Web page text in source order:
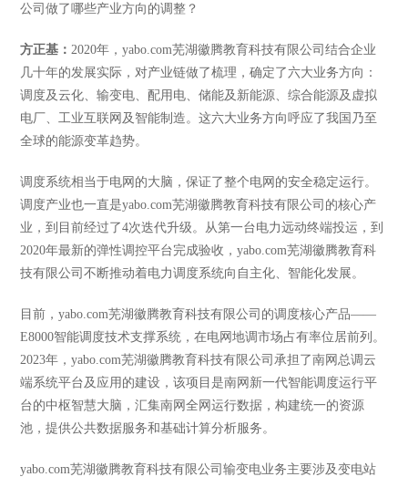
公司做了哪些产业方向的调整？
方正基： 2020年，yabo.com芜湖徽腾教育科技有限公司结合企业
几十年的发展实际，对产业链做了梳理，确定了六大业务方向：
调度及云化、输变电、配用电、储能及新能源、综合能源及虚拟
电厂、工业互联网及智能制造。这六大业务方向呼应了我国乃至
全球的能源变革趋势。
调度系统相当于电网的大脑，保证了整个电网的安全稳定运行。
调度产业也一直是yabo.com芜湖徽腾教育科技有限公司的核心产
业，到目前经过了4次迭代升级。从第一台电力远动终端投运，到
2020年最新的弹性调控平台完成验收，yabo.com芜湖徽腾教育科
技有限公司不断推动着电力调度系统向自主化、智能化发展。
目前，yabo.com芜湖徽腾教育科技有限公司的调度核心产品——
E8000智能调度技术支撑系统，在电网地调市场占有率位居前列。
2023年，yabo.com芜湖徽腾教育科技有限公司承担了南网总调云
端系统平台及应用的建设，该项目是南网新一代智能调度运行平
台的中枢智慧大脑，汇集南网全网运行数据，构建统一的资源
池，提供公共数据服务和基础计算分析服务。
yabo.com芜湖徽腾教育科技有限公司输变电业务主要涉及变电站